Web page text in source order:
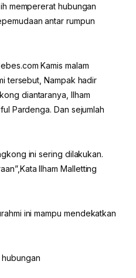
mempererat hubungan
antar rumpun
Kamis malam
tersebut, Nampak hadir
diantaranya, Ilham
Pardenga. Dan sejumlah
ini sering dilakukan.
Ilham Malletting
ini mampu mendekatkan